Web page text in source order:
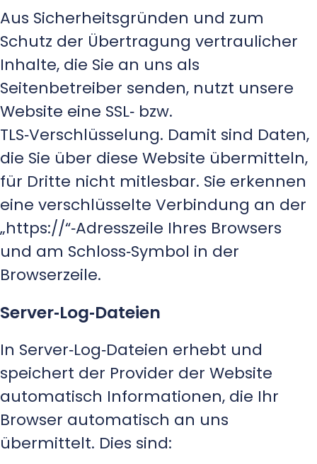
Aus Sicherheitsgründen und zum
Schutz der Übertragung vertraulicher
Inhalte, die Sie an uns als
Seitenbetreiber senden, nutzt unsere
Website eine SSL‑ bzw.
TLS‑Verschlüsselung. Damit sind Daten,
die Sie über diese Website übermitteln,
für Dritte nicht mitlesbar. Sie erkennen
eine verschlüsselte Verbindung an der
„https://“‑Adresszeile Ihres Browsers
und am Schloss‑Symbol in der
Browserzeile.
Server‑Log‑Dateien
In Server‑Log‑Dateien erhebt und
speichert der Provider der Website
automatisch Informationen, die Ihr
Browser automatisch an uns
übermittelt. Dies sind: